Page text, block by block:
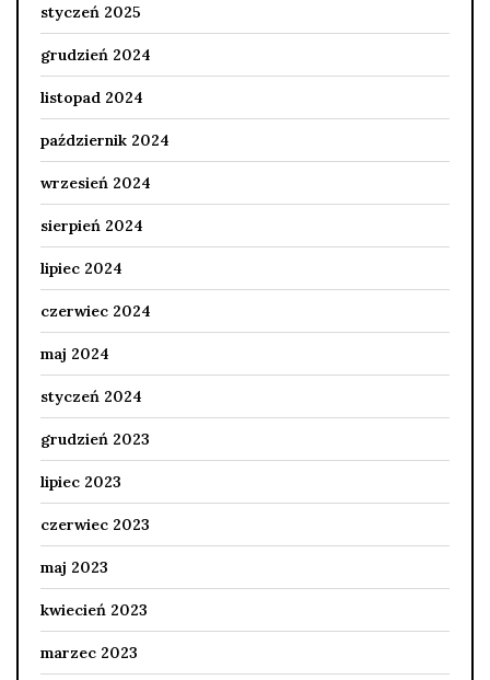
styczeń 2025
grudzień 2024
listopad 2024
październik 2024
wrzesień 2024
sierpień 2024
lipiec 2024
czerwiec 2024
maj 2024
styczeń 2024
grudzień 2023
lipiec 2023
czerwiec 2023
maj 2023
kwiecień 2023
marzec 2023